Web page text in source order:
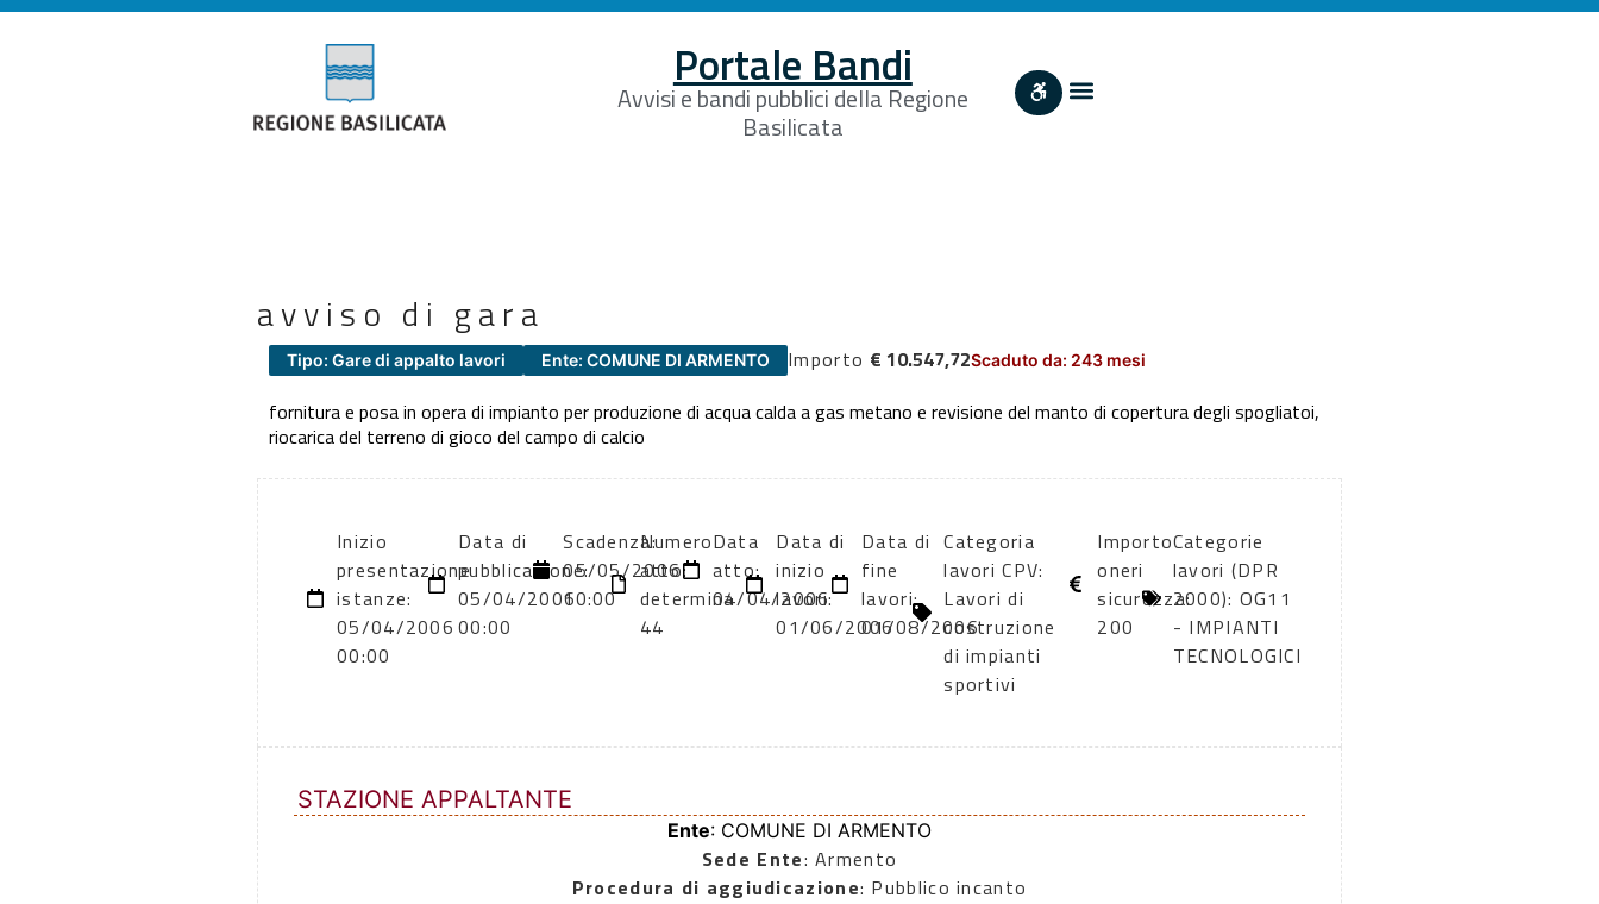
Portale Bandi
Avvisi e bandi pubblici della Regione
Basilicata
avviso di gara
Tipo: Gare di appalto lavori Ente: COMUNE DI ARMENTO Importo € 10.547,72Scaduto da: 243 mesi
fornitura e posa in opera di impianto per produzione di acqua calda a gas metano e revisione del manto di copertura degli spogliatoi,
riocarica del terreno di gioco del campo di calcio
Inizio
presentazione
istanze:
05/04/2006
00:00
Data di
pubblicazione:
05/04/2006
00:00
Scadenza:
05/05/2006
10:00
Numero
atto:
determina
44
Data
atto:
04/04/2006
Data di
inizio
lavori:
01/06/2006
Data di
fine
lavori:
01/08/2006
Categoria
lavori CPV:
Lavori di
costruzione
di impianti
sportivi
Importo
oneri
sicurezza:
200
Categorie
lavori (DPR
2000): OG11
- IMPIANTI
TECNOLOGICI
STAZIONE APPALTANTE
Ente: COMUNE DI ARMENTO
Sede Ente: Armento
Procedura di aggiudicazione: Pubblico incanto